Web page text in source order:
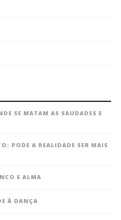
SE MATAM AS SAUDADES E
PODE A REALIDADE SER MAIS
E ALMA
À DANÇA